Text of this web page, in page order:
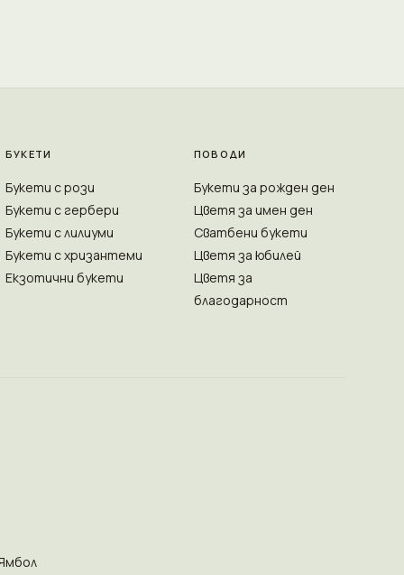
БУКЕТИ
Букети с рози
Букети с гербери
Букети с лилиуми
Букети с хризантеми
Екзотични букети
ПОВОДИ
Букети за рожден ден
Цветя за имен ден
Сватбени букети
Цветя за юбилей
Цветя за
благодарност